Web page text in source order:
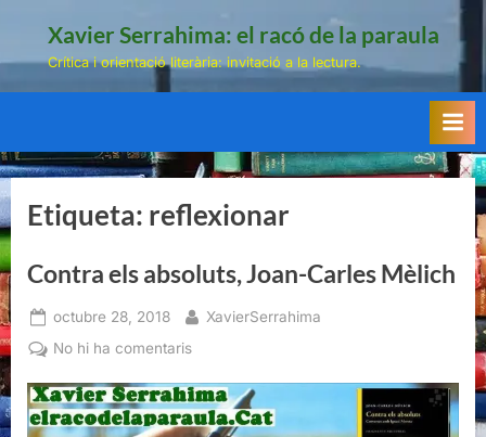
Xavier Serrahima: el racó de la paraula
Crítica i orientació literària: invitació a la lectura.
Etiqueta: reflexionar
Contra els absoluts, Joan-Carles Mèlich
Posted
on
octubre 28, 2018 By
XavierSerrahima
No hi ha comentarisa
els
absoluts,